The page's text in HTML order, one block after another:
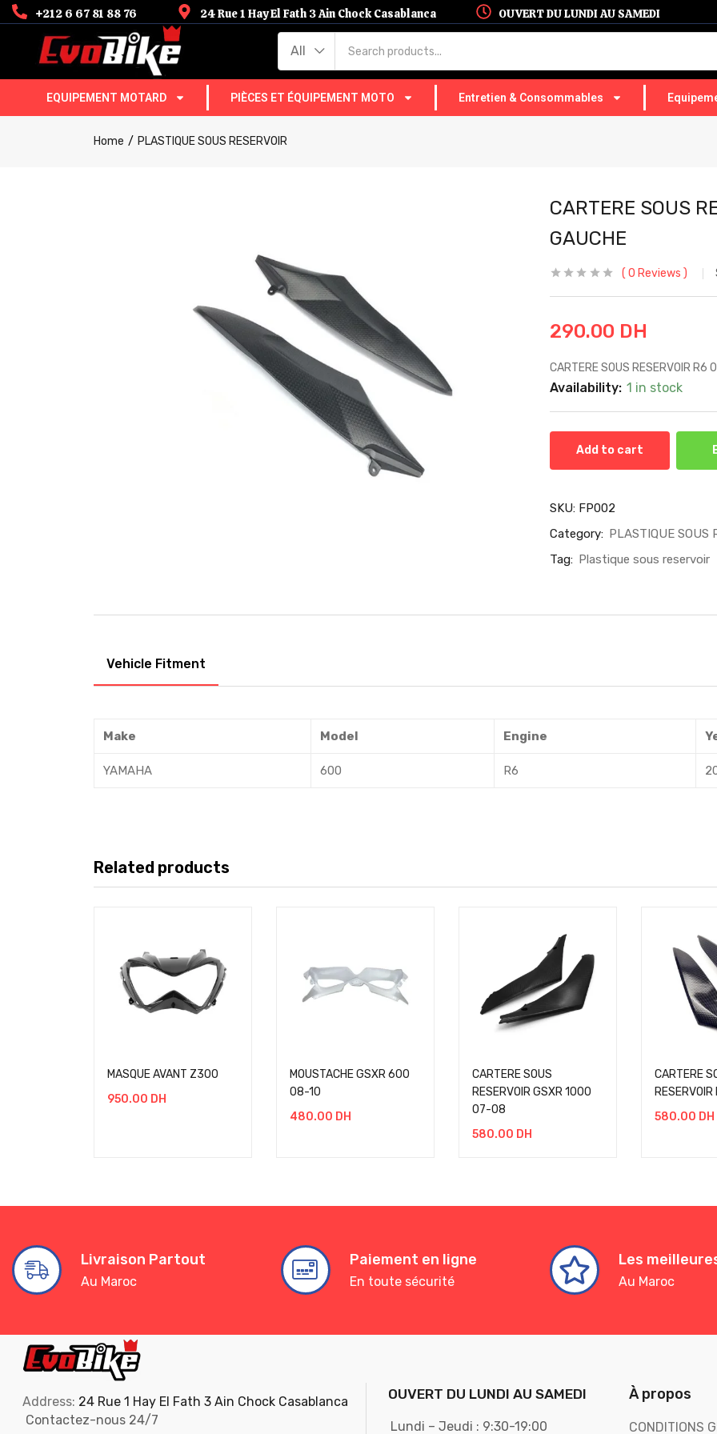
+212 6 67 81 88 76 24 Rue 1 Hay El Fath 3 Ain Chock Casablanca OUVERT DU LUNDI AU SAMEDI
All
EQUIPEMENT MOTARD PIÈCES ET ÉQUIPEMENT MOTO Entretien & Consommables
Home PLASTIQUE SOUS RESERVOIR
CARTERE SOUS
GAUCHE
0 Reviews
290.00 DH
CARTERE SOUS RESERVOIR R6
Availability: 1 in stock
Add to cart
SKU: FP002
Category: PLASTIQUE SOUS
Tag: Plastique sous reservoir
Vehicle Fitment
Make Model Engine
YAMAHA 600 R6
Related products
MASQUE AVANT Z300
950.00 DH
MOUSTACHE GSXR 600
08-10
480.00 DH
CARTERE SOUS
RESERVOIR GSXR 1000
07-08
580.00 DH
CARTERE
580.00 DH
Livraison Partout
Au Maroc
Paiement en ligne
En toute sécurité
Les
Au Maroc
Address: 24 Rue 1 Hay El Fath 3 Ain Chock Casablanca
Contactez-nous 24/7
OUVERT DU LUNDI AU SAMEDI
Lundi – Jeudi : 9:30-19:00
À propos
CONDITIONS